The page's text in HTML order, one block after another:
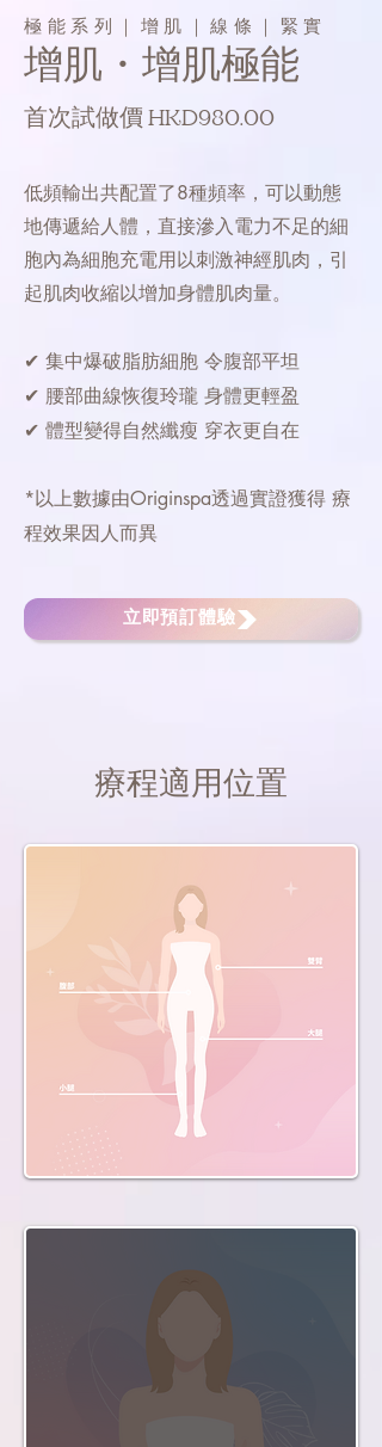
極能系列｜增肌｜線條｜緊實
增肌・增肌極能
首次試做價 HKD980.00
低頻輸出共配置了8種頻率，可以動態
地傳遞給人體，直接滲入電力不足的細
胞內為細胞充電用以刺激神經肌肉，引
起肌肉收縮以增加身體肌肉量。
✔ 集中爆破脂肪細胞 令腹部平坦
✔ 腰部曲線恢復玲瓏 身體更輕盈
✔ 體型變得自然纖瘦 穿衣更自在
*以上數據由Originspa透過實證獲得 療
程效果因人而異
立即預訂體驗
療程適用位置